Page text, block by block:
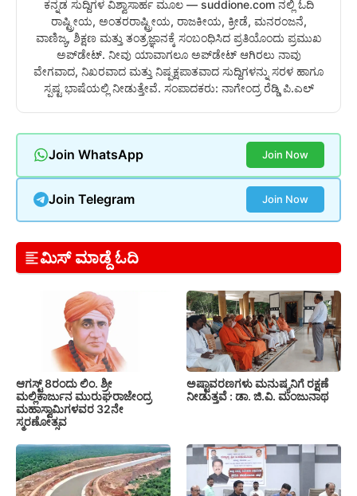
ಕನ್ನಡ ಸುದ್ದಿಗಳ ವಿಶ್ವಾಸಾರ್ಹ ಮೂಲ — suddione.com ನಲ್ಲಿ ಓದಿ
ರಾಷ್ಟ್ರೀಯ, ಅಂತರರಾಷ್ಟ್ರೀಯ, ರಾಜಕೀಯ, ಕ್ರೀಡೆ, ಮನರಂಜನೆ,
ವಾಣಿಜ್ಯ, ಶಿಕ್ಷಣ ಮತ್ತು ತಂತ್ರಜ್ಞಾನಕ್ಕೆ ಸಂಬಂಧಿಸಿದ ಪ್ರತಿಯೊಂದು ಪ್ರಮುಖ
ಅಪ್‌ಡೇಟ್. ನೀವು ಯಾವಾಗಲೂ ಅಪ್‌ಡೇಟ್ ಆಗಿರಲು ನಾವು
ವೇಗವಾದ, ನಿಖರವಾದ ಮತ್ತು ನಿಷ್ಪಕ್ಷಪಾತವಾದ ಸುದ್ದಿಗಳನ್ನು ಸರಳ ಹಾಗೂ
ಸ್ಪಷ್ಟ ಭಾಷೆಯಲ್ಲಿ ನೀಡುತ್ತೇವೆ. ಸಂಪಾದಕರು: ನಾಗೇಂದ್ರ ರೆಡ್ಡಿ ಪಿ.ಎಲ್
Join WhatsApp Join Now
Join Telegram Join Now
ಮಿಸ್ ಮಾಡ್ದೆ ಓದಿ
ಆಗಸ್ಟ್ 8ರಂದು ಲಿಂ. ಶ್ರೀ
ಮಲ್ಲಿಕಾರ್ಜುನ ಮುರುಘರಾಜೇಂದ್ರ
ಮಹಾಸ್ವಾಮಿಗಳವರ 32ನೇ
ಸ್ಮರಣೋತ್ಸವ
ಅಷ್ಟಾವರಣಗಳು ಮನುಷ್ಯನಿಗೆ ರಕ್ಷಣೆ
ನೀಡುತ್ತವೆ : ಡಾ. ಜಿ.ವಿ. ಮಂಜುನಾಥ